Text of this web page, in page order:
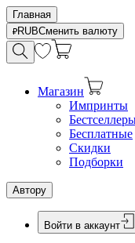
Главная
RUBСменить валюту
Магазин
Импринты
Бесплатные
Скидки
Подборки
Автору
Войти в аккаунт